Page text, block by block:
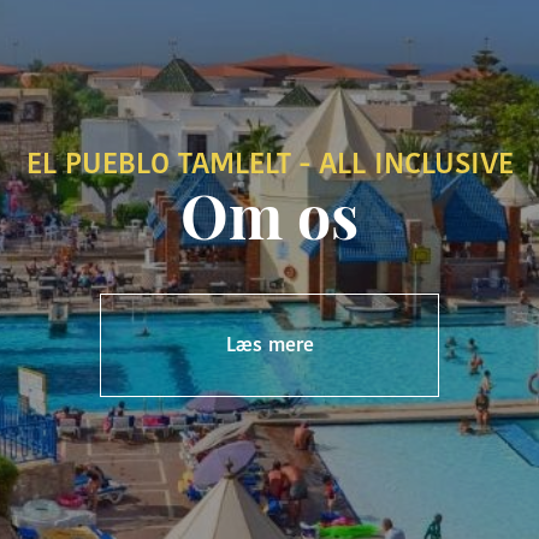
EL PUEBLO TAMLELT - ALL INCLUSIVE
Om os
Læs mere